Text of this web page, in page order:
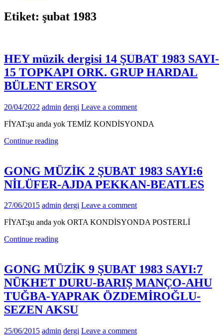
Etiket: şubat 1983
HEY müzik dergisi 14 ŞUBAT 1983 SAYI-
15 TOPKAPI ORK. GRUP HARDAL
BÜLENT ERSOY
20/04/2022 admin dergi Leave a comment
FİYAT:şu anda yok TEMİZ KONDİSYONDA
Continue reading
GONG MÜZİK 2 ŞUBAT 1983 SAYI:6
NİLÜFER-AJDA PEKKAN-BEATLES
27/06/2015 admin dergi Leave a comment
FİYAT:şu anda yok ORTA KONDİSYONDA POSTERLİ
Continue reading
GONG MÜZİK 9 ŞUBAT 1983 SAYI:7
NÜKHET DURU-BARIŞ MANÇO-AHU
TUĞBA-YAPRAK ÖZDEMİROĞLU-
SEZEN AKSU
25/06/2015 admin dergi Leave a comment